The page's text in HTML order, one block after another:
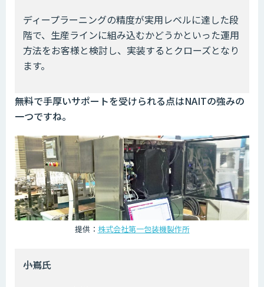
ディープラーニングの精度が実用レベルに達した段
階で、生産ラインに組み込むかどうかといった運用
方法をお客様と検討し、実装するとクローズとなり
ます。
――無料で手厚いサポートを受けられる点はNAITの強みの
一つですね。
提供： 株式会社第一包装機製作所
――小嶌氏